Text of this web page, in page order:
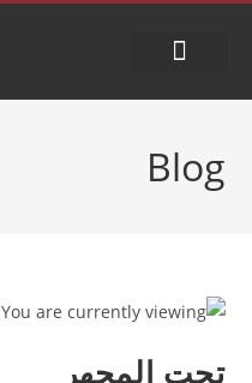
Blog
تحت المجهر